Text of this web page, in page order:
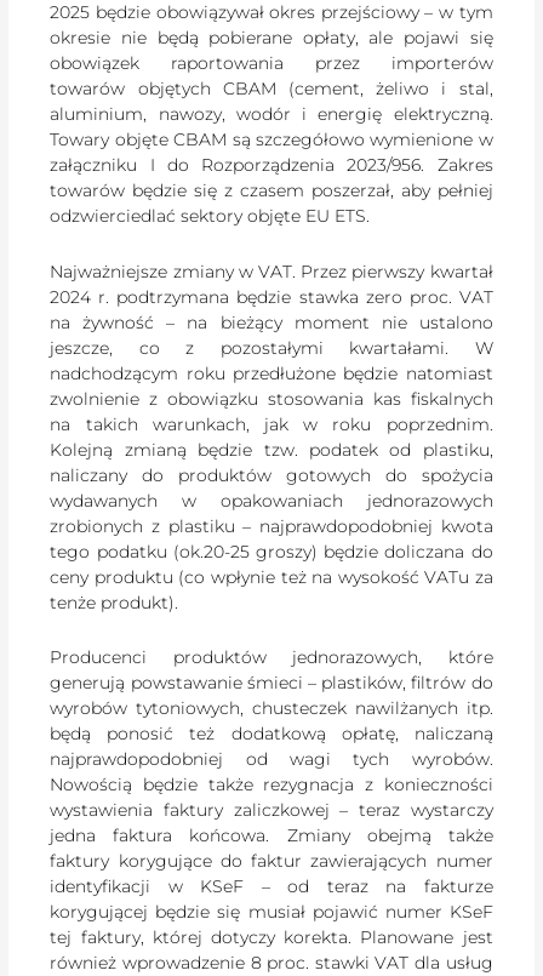
2025 będzie obowiązywał okres przejściowy – w tym
okresie nie będą pobierane opłaty, ale pojawi się
obowiązek raportowania przez importerów
towarów objętych CBAM (cement, żeliwo i stal,
aluminium, nawozy, wodór i energię elektryczną.
Towary objęte CBAM są szczegółowo wymienione w
załączniku I do Rozporządzenia 2023/956. Zakres
towarów będzie się z czasem poszerzał, aby pełniej
odzwierciedlać sektory objęte EU ETS.
Najważniejsze zmiany w VAT. Przez pierwszy kwartał
2024 r. podtrzymana będzie stawka zero proc. VAT
na żywność – na bieżący moment nie ustalono
jeszcze, co z pozostałymi kwartałami. W
nadchodzącym roku przedłużone będzie natomiast
zwolnienie z obowiązku stosowania kas fiskalnych
na takich warunkach, jak w roku poprzednim.
Kolejną zmianą będzie tzw. podatek od plastiku,
naliczany do produktów gotowych do spożycia
wydawanych w opakowaniach jednorazowych
zrobionych z plastiku – najprawdopodobniej kwota
tego podatku (ok.20-25 groszy) będzie doliczana do
ceny produktu (co wpłynie też na wysokość VATu za
tenże produkt).
Producenci produktów jednorazowych, które
generują powstawanie śmieci – plastików, filtrów do
wyrobów tytoniowych, chusteczek nawilżanych itp.
będą ponosić też dodatkową opłatę, naliczaną
najprawdopodobniej od wagi tych wyrobów.
Nowością będzie także rezygnacja z konieczności
wystawienia faktury zaliczkowej – teraz wystarczy
jedna faktura końcowa. Zmiany obejmą także
faktury korygujące do faktur zawierających numer
identyfikacji w KSeF – od teraz na fakturze
korygującej będzie się musiał pojawić numer KSeF
tej faktury, której dotyczy korekta. Planowane jest
również wprowadzenie 8 proc. stawki VAT dla usług